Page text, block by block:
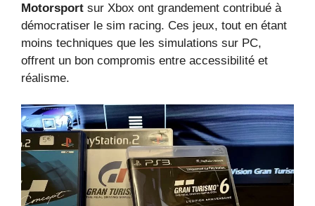
Motorsport sur Xbox ont grandement contribué à
démocratiser le sim racing. Ces jeux, tout en étant
moins techniques que les simulations sur PC,
offrent un bon compromis entre accessibilité et
réalisme.